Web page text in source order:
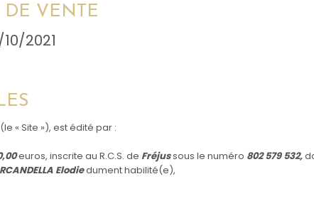
VENTE
2021
« Site »), est édité par :
euros, inscrite au R.C.S. de Fréjussous le numéro 802 579 532,
Elodiedument habilité(e),